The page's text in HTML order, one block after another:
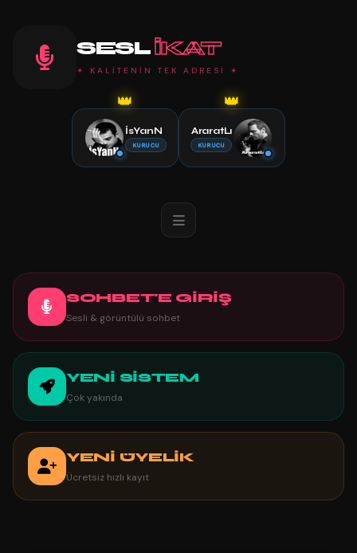
SESL IKAT
✦ KALİTENİN TEK ADRESİ ✦
👑
İsYanN
KURUCU
👑
AraratLı
KURUCU
SOHBET'E GİRİŞ
Sesli & görüntülü sohbet
YENİ SİSTEM
Çok yakında
YENİ ÜYELİK
Ücretsiz hızlı kayıt